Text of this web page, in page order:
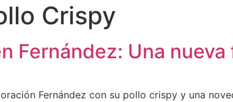
Crispy
Fernández: Una
Fernández con su pollo crispy y una